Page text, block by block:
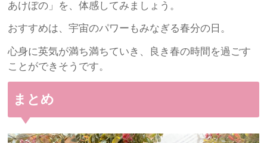
あけぼの」を、体感してみましょう。
おすすめは、宇宙のパワーもみなぎる春分の日。
心身に英気が満ち満ちていき、良き春の時間を過ごす
ことができそうです。
まとめ